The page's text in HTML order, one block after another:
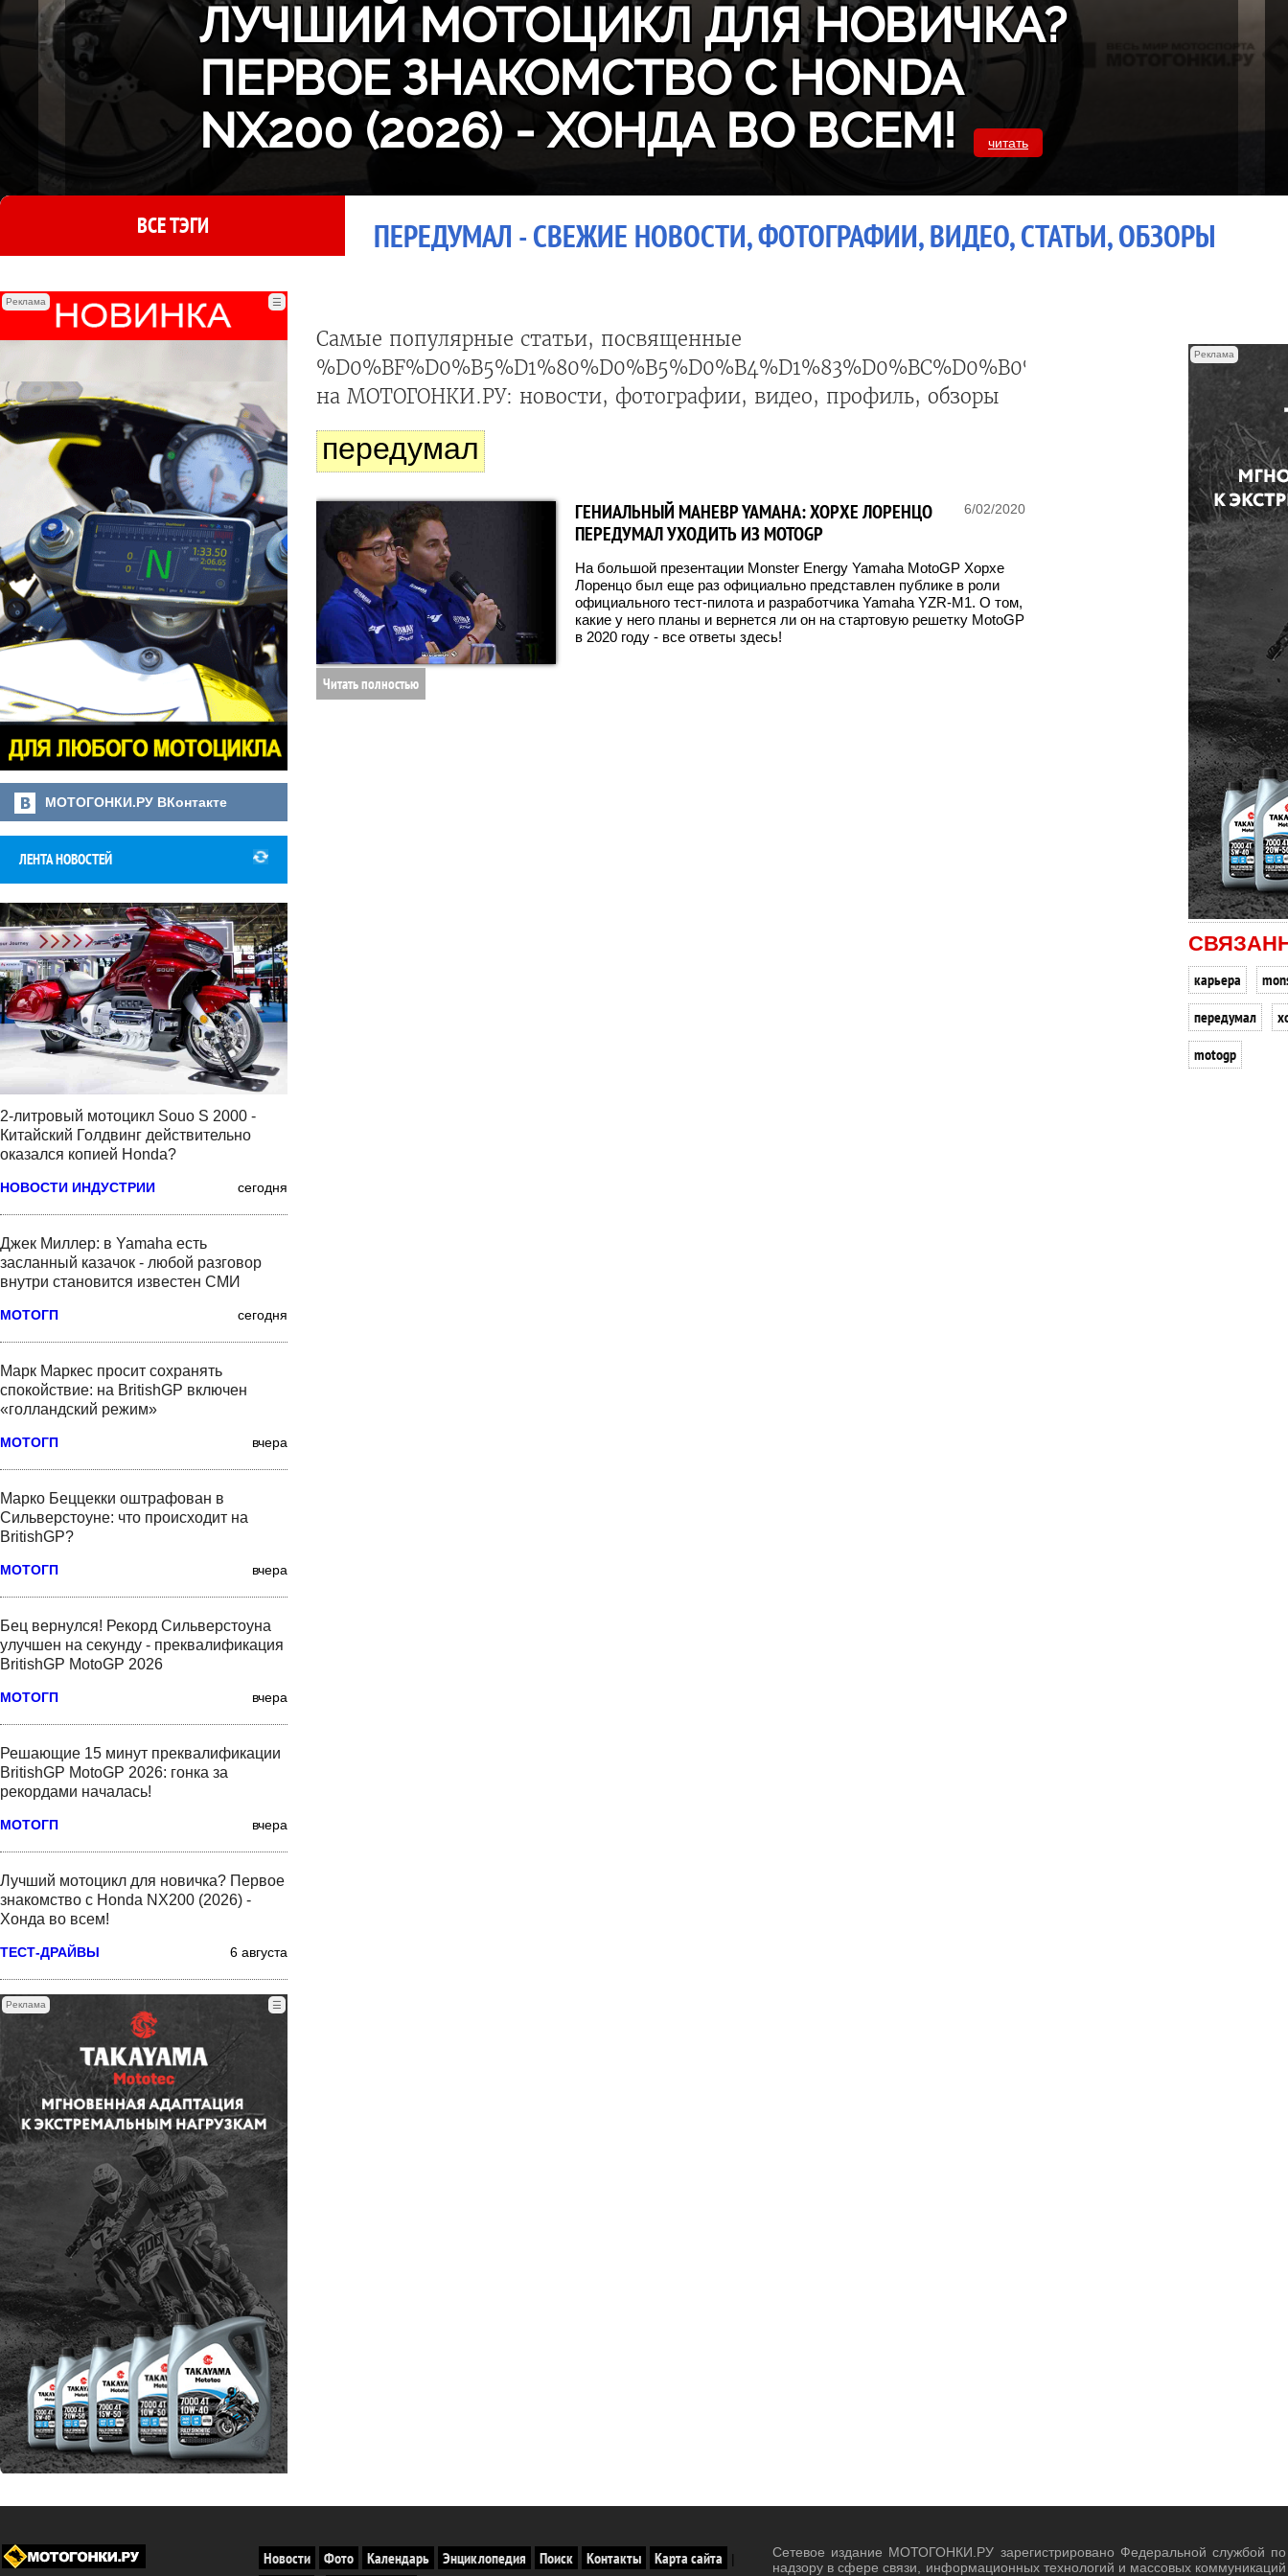
ЛУЧШИЙ МОТОЦИКЛ ДЛЯ НОВИЧКА?
ПЕРВОЕ ЗНАКОМСТВО С HONDA
NX200 (2026) - ХОНДА ВО ВСЕМ!
читать
ВСЕ ТЭГИ ПЕРЕДУМАЛ - СВЕЖИЕ НОВОСТИ, ФОТОГРАФИИ, ВИДЕО, СТАТЬИ, ОБЗОРЫ
Реклама ☰
МОТОГОНКИ.РУ ВКонтакте
ЛЕНТА НОВОСТЕЙ
2-литровый мотоцикл Souo S 2000 -
Китайский Голдвинг действительно
оказался копией Honda?
НОВОСТИ ИНДУСТРИИ сегодня
Джек Миллер: в Yamaha есть
засланный казачок - любой разговор
внутри становится известен СМИ
МОТОГП сегодня
Марк Маркес просит сохранять
спокойствие: на BritishGP включен
«голландский режим»
МОТОГП вчера
Марко Беццекки оштрафован в
Сильверстоуне: что происходит на
BritishGP?
МОТОГП вчера
Бец вернулся! Рекорд Сильверстоуна
улучшен на секунду - преквалификация
BritishGP MotoGP 2026
МОТОГП вчера
Решающие 15 минут преквалификации
BritishGP MotoGP 2026: гонка за
рекордами началась!
МОТОГП вчера
Лучший мотоцикл для новичка? Первое
знакомство с Honda NX200 (2026) -
Хонда во всем!
ТЕСТ-ДРАЙВЫ 6 августа
Реклама ☰
Самые популярные статьи, посвященные
%D0%BF%D0%B5%D1%80%D0%B5%D0%B4%D1%83%D0%BC%D0%B0%D0%BB
на МОТОГОНКИ.РУ: новости, фотографии, видео, профиль, обзоры
передумал
6/02/2020
ГЕНИАЛЬНЫЙ МАНЕВР YAMAHA: ХОРХЕ ЛОРЕНЦО
ПЕРЕДУМАЛ УХОДИТЬ ИЗ MOTOGP
На большой презентации Monster Energy Yamaha MotoGP Хорхе
Лоренцо был еще раз официально представлен публике в роли
официального тест-пилота и разработчика Yamaha YZR-M1. О том,
какие у него планы и вернется ли он на стартовую решетку MotoGP
в 2020 году - все ответы здесь!
Читать полностью
Реклама
карьера
передумал
motogp
Новости Фото Календарь Энциклопедия Поиск Контакты Карта сайта |
Сетевое издание МОТОГОНКИ.РУ зарегистрировано Федеральной службой по
надзору в сфере связи, информационных технологий и массовых коммуникаций